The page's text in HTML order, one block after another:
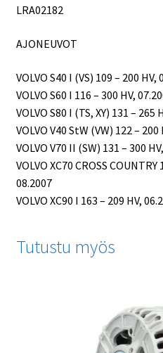
LRA02182
AJONEUVOT
VOLVO S40 I (VS) 109 – 200 HV,
VOLVO S60 I 116 – 300 HV,
VOLVO S80 I (TS, XY) 131 – 265
VOLVO V40 StW (VW) 122 –
VOLVO V70 II (SW) 131 – 300
VOLVO XC70 CROSS
08.2007
VOLVO XC90 I 163 – 209 HV,
Tutustu myös